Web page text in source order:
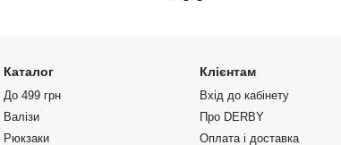
Каталог
До 499 грн
Валізи
Рюкзаки
Клієнтам
Вхід до кабінету
Про DERBY
Оплата і доставка